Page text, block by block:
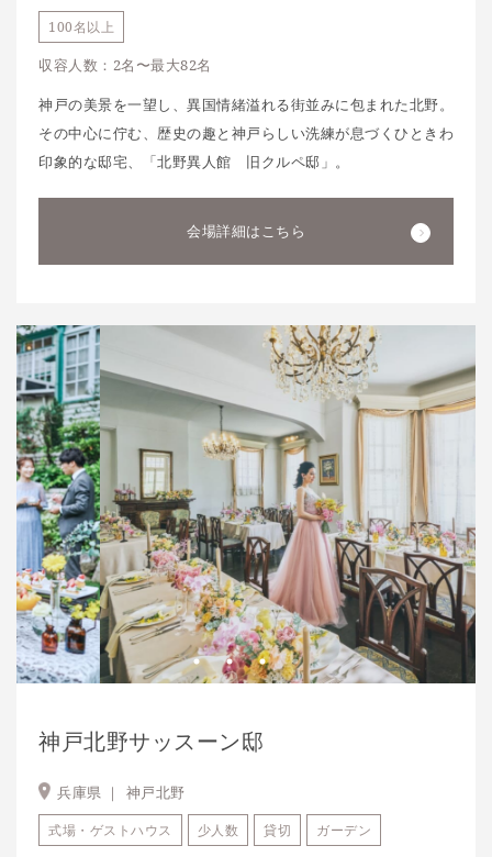
100名以上
収容人数：2名〜最大82名
神戸の美景を一望し、異国情緒溢れる街並みに包まれた北野。
その中心に佇む、歴史の趣と神戸らしい洗練が息づくひときわ
印象的な邸宅、「北野異人館 旧クルペ邸」。
会場詳細はこちら
神戸北野サッスーン邸
兵庫県 ｜ 神戸北野
式場・ゲストハウス 少人数 貸切 ガーデン